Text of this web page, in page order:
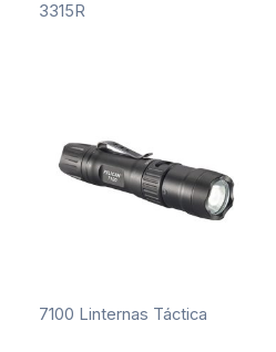
3315R
7100 Linternas Táctica